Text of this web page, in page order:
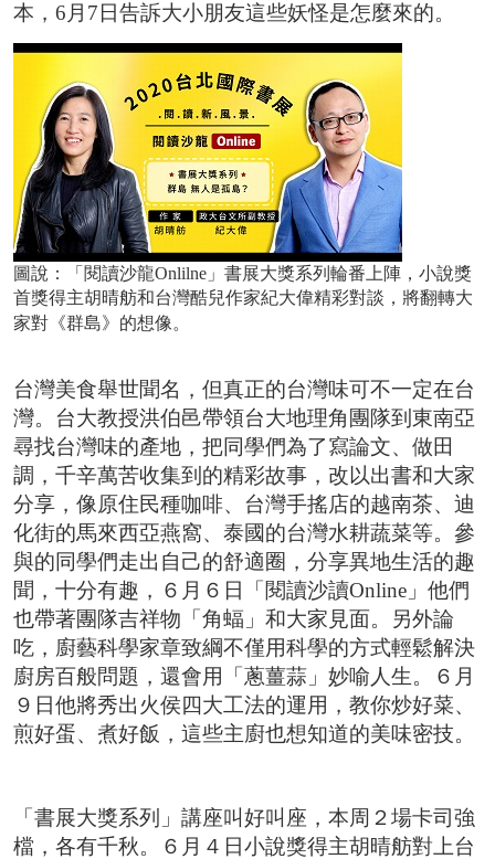
本，6月7日告訴大小朋友這些妖怪是怎麼來的。
圖說：「閱讀沙龍Onlilne」書展大獎系列輪番上陣，小說獎
首獎得主胡晴舫和台灣酷兒作家紀大偉精彩對談，將翻轉大
家對《群島》的想像。
台灣美食舉世聞名，但真正的台灣味可不一定在台
灣。台大教授洪伯邑帶領台大地理角團隊到東南亞
尋找台灣味的產地，把同學們為了寫論文、做田
調，千辛萬苦收集到的精彩故事，改以出書和大家
分享，像原住民種咖啡、台灣手搖店的越南茶、迪
化街的馬來西亞燕窩、泰國的台灣水耕蔬菜等。參
與的同學們走出自己的舒適圈，分享異地生活的趣
聞，十分有趣，６月６日「閱讀沙讀Online」他們
也帶著團隊吉祥物「角蝠」和大家見面。另外論
吃，廚藝科學家章致綱不僅用科學的方式輕鬆解決
廚房百般問題，還會用「蔥薑蒜」妙喻人生。６月
９日他將秀出火侯四大工法的運用，教你炒好菜、
煎好蛋、煮好飯，這些主廚也想知道的美味密技。
「書展大獎系列」講座叫好叫座，本周２場卡司強
檔，各有千秋。６月４日小說獎得主胡晴舫對上台